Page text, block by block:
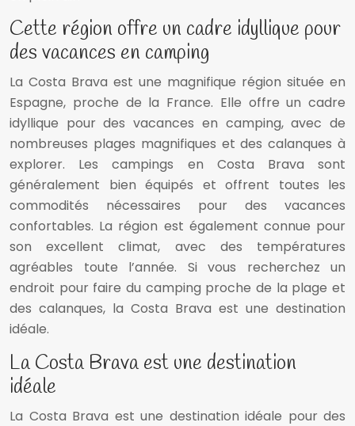
Cette région offre un cadre idyllique pour
des vacances en camping
La Costa Brava est une magnifique région située en
Espagne, proche de la France. Elle offre un cadre
idyllique pour des vacances en camping, avec de
nombreuses plages magnifiques et des calanques à
explorer. Les campings en Costa Brava sont
généralement bien équipés et offrent toutes les
commodités nécessaires pour des vacances
confortables. La région est également connue pour
son excellent climat, avec des températures
agréables toute l’année. Si vous recherchez un
endroit pour faire du camping proche de la plage et
des calanques, la Costa Brava est une destination
idéale.
La Costa Brava est une destination
idéale
La Costa Brava est une destination idéale pour des